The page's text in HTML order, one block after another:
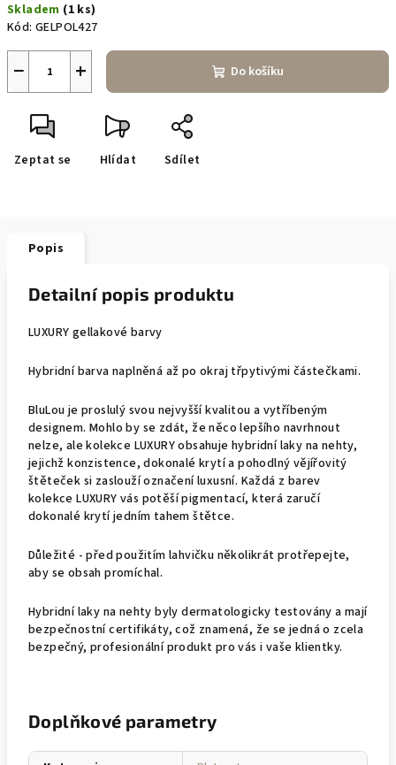
cena:
Skladem (1 ks)
Kód: GELPOL427
+
− Do košíku
Zeptat se Hlídat Sdílet
Popis
Detailní popis produktu
LUXURY gellakové barvy
Hybridní barva naplněná až po okraj třpytivými částečkami.
BluLou je proslulý svou nejvyšší kvalitou a vytříbeným
designem. Mohlo by se zdát, že něco lepšího navrhnout
nelze, ale kolekce LUXURY obsahuje hybridní laky na nehty,
jejichž konzistence, dokonalé krytí a pohodlný vějířovitý
štěteček si zaslouží označení luxusní. Každá z barev
kolekce LUXURY vás potěší pigmentací, která zaručí
dokonalé krytí jedním tahem štětce.
Důležité - před použitím lahvičku několikrát protřepejte,
aby se obsah promíchal.
Hybridní laky na nehty byly dermatologicky testovány a mají
bezpečnostní certifikáty, což znamená, že se jedná o zcela
bezpečný, profesionální produkt pro vás i vaše klientky.
Doplňkové parametry